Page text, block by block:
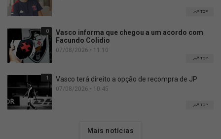
TOP
0
Vasco informa que chegou a um acordo com
Facundo Colidio
07/08/2026 • 11:10
TOP
1 Vasco terá direito a opção de recompra de JP
07/08/2026 • 10:45
TOP
Mais notícias